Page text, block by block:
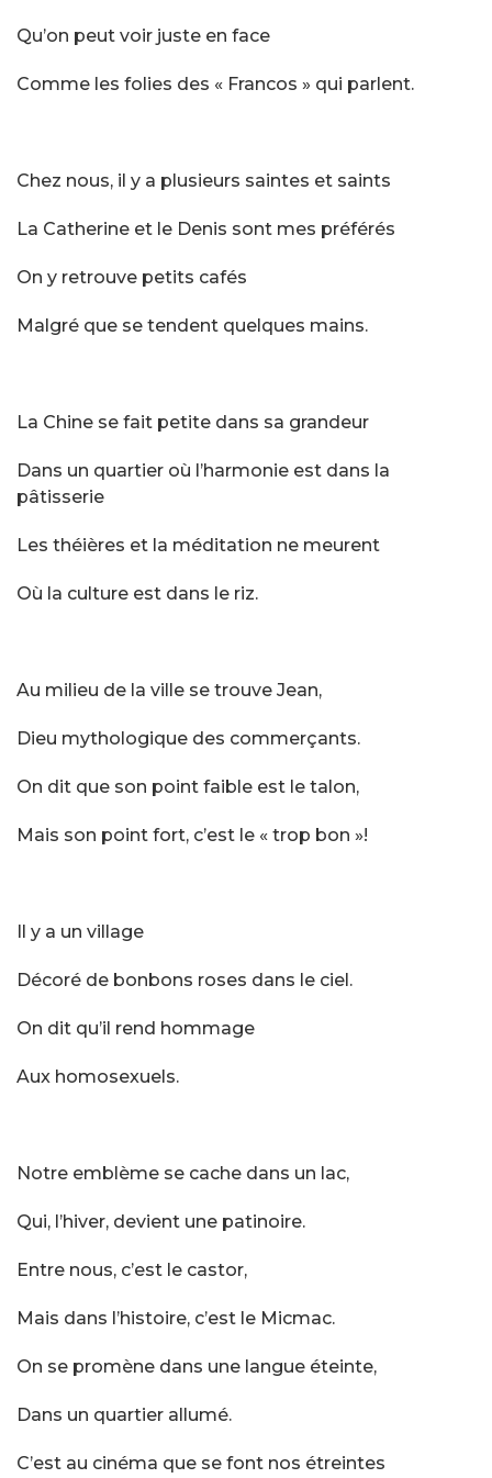
Qu’on peut voir juste en face
Comme les folies des « Francos » qui parlent.
Chez nous, il y a plusieurs saintes et saints
La Catherine et le Denis sont mes préférés
On y retrouve petits cafés
Malgré que se tendent quelques mains.
La Chine se fait petite dans sa grandeur
Dans un quartier où l’harmonie est dans la
pâtisserie
Les théières et la méditation ne meurent
Où la culture est dans le riz.
Au milieu de la ville se trouve Jean,
Dieu mythologique des commerçants.
On dit que son point faible est le talon,
Mais son point fort, c’est le « trop bon »!
Il y a un village
Décoré de bonbons roses dans le ciel.
On dit qu’il rend hommage
Aux homosexuels.
Notre emblème se cache dans un lac,
Qui, l’hiver, devient une patinoire.
Entre nous, c’est le castor,
Mais dans l’histoire, c’est le Micmac.
On se promène dans une langue éteinte,
Dans un quartier allumé.
C’est au cinéma que se font nos étreintes